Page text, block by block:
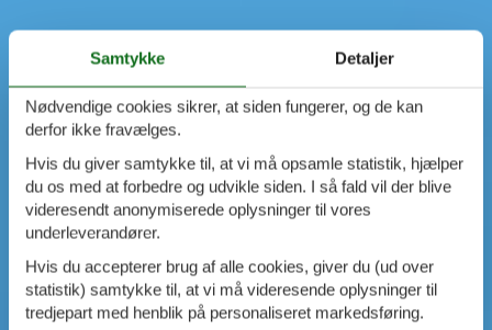
Samtykke Detaljer
Nødvendige cookies sikrer, at siden fungerer, og de kan
derfor ikke fravælges.
Hvis du giver samtykke til, at vi må opsamle statistik, hjælper
du os med at forbedre og udvikle siden. I så fald vil der blive
videresendt anonymiserede oplysninger til vores
underleverandører.
Hvis du accepterer brug af alle cookies, giver du (ud over
statistik) samtykke til, at vi må videresende oplysninger til
tredjepart med henblik på personaliseret markedsføring.